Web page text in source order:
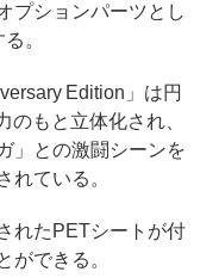
プションパーツとし
。
Edition」は円
もと立体化され、
」との激闘シーンを
れている。
れたPETシートが付
ができる。